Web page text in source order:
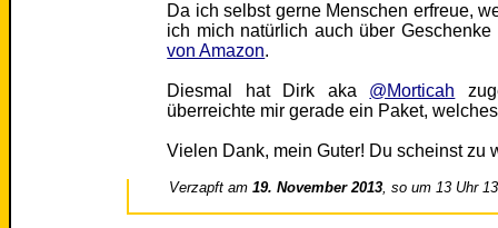
Da ich selbst gerne Menschen erfreue,
ich mich natürlich auch über
von Amazon.
Diesmal hat Dirk aka @Morticah
überreichte mir gerade ein Paket,
Vielen Dank, mein Guter! Du scheinst zu
Verzapft am19. November 2013, so um 13 Uhr 13